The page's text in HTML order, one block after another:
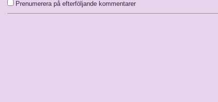
Prenumerera på efterföljande kommentarer